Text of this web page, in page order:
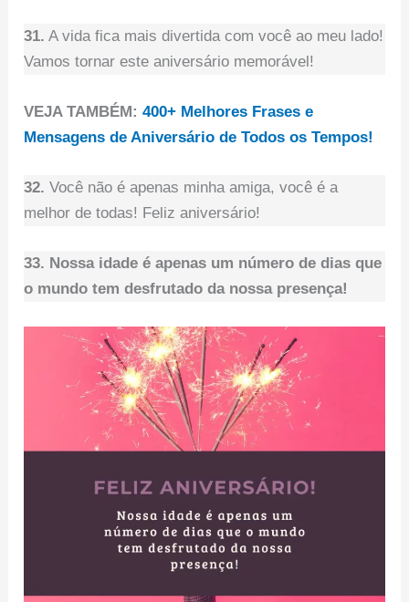
31. A vida fica mais divertida com você ao meu lado!
Vamos tornar este aniversário memorável!
VEJA TAMBÉM:400+ Melhores Frases e
Mensagens de Aniversário de Todos os Tempos!
32. Você não é apenas minha amiga, você é a
melhor de todas! Feliz aniversário!
33. Nossa idade é apenas um número de dias que
o mundo tem desfrutado da nossa presença!